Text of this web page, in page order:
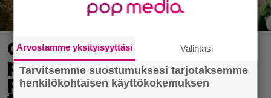
Ostitko lapselle suloisen
pehmolelun? Tuotteessa
piilee huomaamaton
Arvostamme yksityisyyttäsi Valintasi
Tarvitsemme suostumuksesi tarjotaksemme
henkilökohtaisen käyttökokemuksen